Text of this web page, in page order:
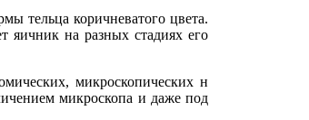
тельца коричневатого цвета.
яичник на разных стадиях его
микроскопических н
микроскопа и даже под